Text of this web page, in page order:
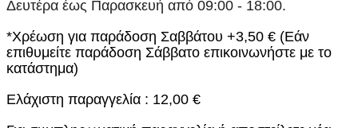
Δευτέρα έως Παρασκευή από 09:00 - 18:00.
*Χρέωση για παράδοση Σαββάτου +3,50 € (Εάν
επιθυμείτε παράδοση Σάββατο επικοινωνήστε με το
κατάστημα)
Ελάχιστη παραγγελία : 12,00 €